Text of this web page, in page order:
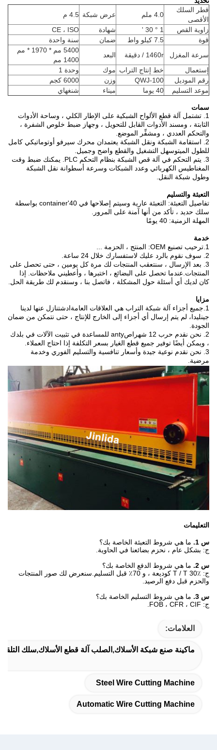
قطر السلك
الأقصى
4.0 ملم عرض شبكة
4.5 م
زاوية القص
شهادة
CE ، ISO
قوة
7.5 كيلو واط ضمان
سنة واحدة
سرعة المغزل
1460r / دقيقة البعد
5400 مم * 1970 * مم
1400 مم
إستعمال
خط إنتاج التراب موك
وحدة 1
رقم الموديل
QWJ-100 وزن
6000 كجم
موعد التسليم
40 يوما ميناء شنغهاي
سمات
1. تشتمل آلة قطع الألواح الشبكية على الإطار الكلي ، وساحة الأدوات
الثابتة ، ومسند الأدوات القابل للتحويل ، وجهاز ضبط خلوص الشفرة ،
والتحكم العددي ، ومشفِّر الموضع.
2. استقامة الشبكة ونقل الشبكة يعتمدان محرك سيرفو أوتوماتيكي كامل
للطول الميتوسهل التشغيل والقطع واضح وجميل.
3. يتم التحكم في آلة قص الشبكة بنظام التحكم PLC. يمكنك ضبط وقت
المغناطيس الكهربائي وعدد الشبكات وسرعة أسطوانة نقل الشبكة
وطول شبكة النقل.
التعبئة والتسليم
تفاصيل التعبئة: التعبئة عارية وسيتم إصلاحها في 40'container بواسطة
سلك حديد ، تأكد من أنها آمنة على المرور.
المهلة الزمنية: 40 يومًا
خدمة
ترحيب تصنيع OEM: المنتج ، الحزمة ...
3. بعد الإرسال ، سنتعقب المنتجات لك مرة كل يومين ، حتى تحصل على
المنتجات.عندما تحصل على البضائع ، اختبرها ، وأعطيني ملاحظات. إذا
كان لديك أي أسئلة حول المشكلة ، فاتصل بنا ، وسنقدم لك طريقة الحل.
مزايا
ادشتنازل عنها لدينا
جينليدا، لم يتم إرسال أي أجزاء إلى الخارج للإنتاج ، حتى نتمكن من ضمان
الجودة.
ص
anty للمساعدة في تثبيت الآلات في بلدك
، ويمكن أيضًا توفير جميع قطع الغيار بسعر التكلفة إذا احتاج العملاء.
3. نحن نقدم نوعية جيدة وأسعار تنافسية والتسليم الفوري وخدمة
مرضية.
التعليمات
س 1.
ما هي شروط التعبئة الخاصة بك؟
ج: بشكل عام ، نحزم بضائعنا في الحاوية.
س 2.
ما هي شروط الدفع الخاصة بك؟
ج: T / T 30٪ كوديعة ، و 70٪ قبل التسليم.سنعرض لك صور المنتجات
والحزم قبل دفع الرصيد.
س 3.
ما هي شروط التسليم الخاصة بك؟
ج: FOB ، CFR ، CIF.
العلامات:
ماكينة صنع شبكة الأسلاك,الصلب آلة قطع الأسلاك,سلك
Steel Wire Cutting Machine
Automatic Wire Cutting Machine